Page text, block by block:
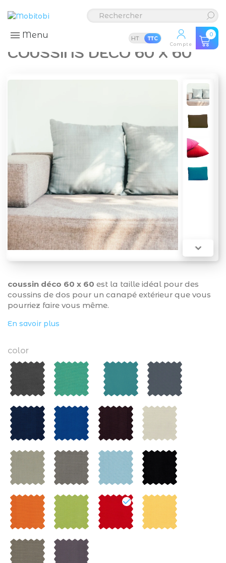
Menu HT TTC
Compte
0
COUSSINS DÉCO 60 X 60

coussin déco 60 x 60 est la taille idéal pour des
coussins de dos pour un canapé extérieur que vous
pourriez faire vous même.
En savoir plus
color